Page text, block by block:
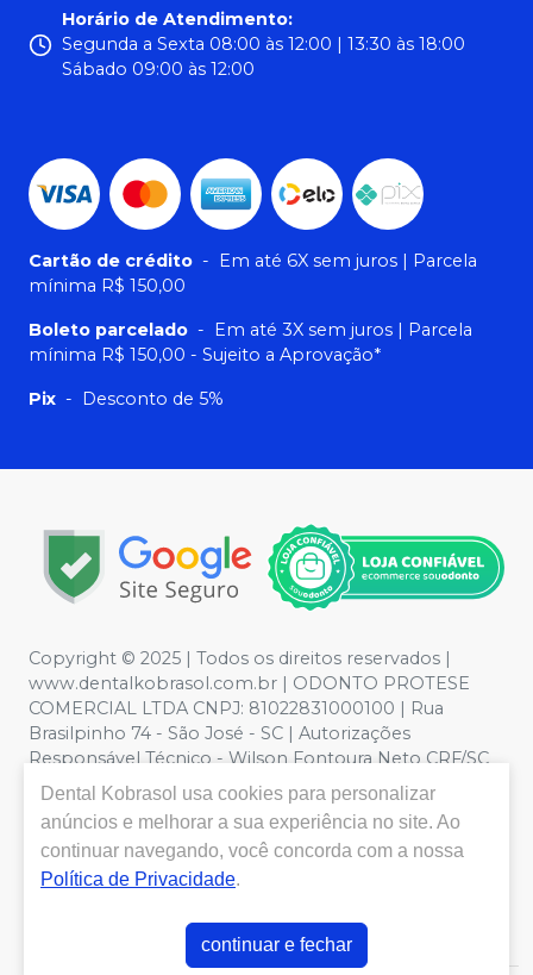
Horário de Atendimento:
Segunda a Sexta 08:00 às 12:00 | 13:30 às 18:00
Sábado 09:00 às 12:00
Cartão de crédito - Em até 6X sem juros | Parcela
mínima R$ 150,00
Boleto parcelado - Em até 3X sem juros | Parcela
mínima R$ 150,00 - Sujeito a Aprovação*
Pix - Desconto de 5%
Copyright © 2025 | Todos os direitos reservados |
www.dentalkobrasol.com.br | ODONTO PROTESE
COMERCIAL LTDA CNPJ: 81022831000100 | Rua
Brasilpinho 74 - São José - SC | Autorizações
Responsável Técnico - Wilson Fontoura Neto CRF/SC
12450 | Política de Privacidade e Segurança - Fotos
meramente ilustrativas - Os preços e condições da loja
virtual estão sujeitos a alterações. Em caso de
divergência de preços no site, o valor válido é o do
Carrinho de Compra. Não vendemos por atacado, por
de grandes volumes pelo site.
Dental Kobrasol usa cookies para personalizar
anúncios e melhorar a sua experiência no site. Ao
continuar navegando, você concorda com a nossa
Política de Privacidade.
continuar e fechar